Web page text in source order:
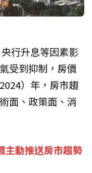
行升息等因素影
受到抑制，房價
）年，房市趨
面、政策面、消
主動推送房市趨勢